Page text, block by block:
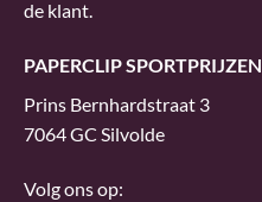
de klant.
PAPERCLIP SPORTPRIJZEN
Prins Bernhardstraat 3
7064 GC Silvolde
Volg ons op: